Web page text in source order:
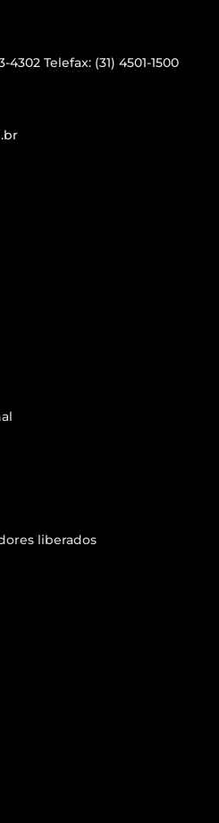
Telefax: (31) 4501-1500
liberados